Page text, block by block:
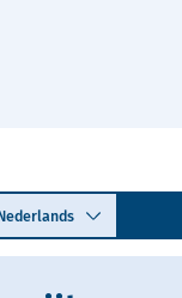
013 - 204 01 47